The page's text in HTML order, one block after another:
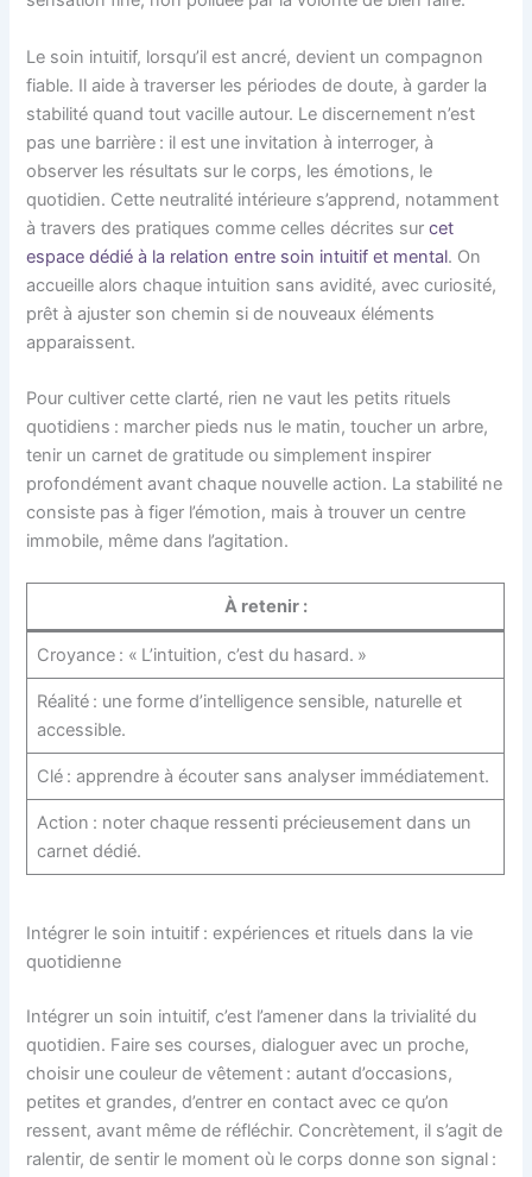
Le soin intuitif, lorsqu’il est ancré, devient un compagnon
fiable. Il aide à traverser les périodes de doute, à garder la
stabilité quand tout vacille autour. Le discernement n’est
pas une barrière : il est une invitation à interroger, à
observer les résultats sur le corps, les émotions, le
quotidien. Cette neutralité intérieure s’apprend, notamment
à travers des pratiques comme celles décrites surcet
espace dédié à la relation entre soin intuitif et mental. On
accueille alors chaque intuition sans avidité, avec curiosité,
prêt à ajuster son chemin si de nouveaux éléments
apparaissent.
Pour cultiver cette clarté, rien ne vaut les petits rituels
quotidiens : marcher pieds nus le matin, toucher un arbre,
tenir un carnet de gratitude ou simplement inspirer
profondément avant chaque nouvelle action. La stabilité ne
consiste pas à figer l’émotion, mais à trouver un centre
immobile, même dans l’agitation.
À retenir :
Croyance : « L’intuition, c’est du hasard. »
Réalité : une forme d’intelligence sensible, naturelle et
accessible.
Clé : apprendre à écouter sans analyser immédiatement.
Action : noter chaque ressenti précieusement dans un
carnet dédié.
Intégrer le soin intuitif : expériences et rituels dans la vie
quotidienne
Intégrer un soin intuitif, c’est l’amener dans la trivialité du
quotidien. Faire ses courses, dialoguer avec un proche,
choisir une couleur de vêtement : autant d’occasions,
petites et grandes, d’entrer en contact avec ce qu’on
ressent, avant même de réfléchir. Concrètement, il s’agit de
ralentir, de sentir le moment où le corps donne son signal :